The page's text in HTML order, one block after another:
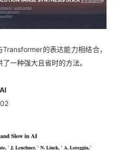
的表达能力相结合，
一种强大且省时的方法。